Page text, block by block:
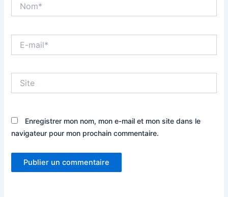
mail*
Enregistrer mon nom, mon e-mail et mon site dans le
navigateur pour mon prochain commentaire.